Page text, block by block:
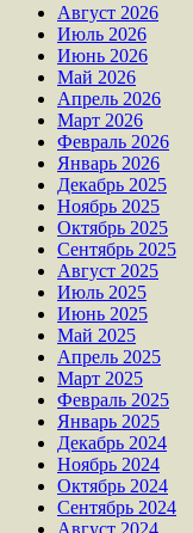
Август 2026
Июль 2026
Июнь 2026
Май 2026
Апрель 2026
Март 2026
Февраль 2026
Январь 2026
Декабрь 2025
Ноябрь 2025
Октябрь 2025
Сентябрь 2025
Август 2025
Июль 2025
Июнь 2025
Май 2025
Апрель 2025
Март 2025
Февраль 2025
Январь 2025
Декабрь 2024
Ноябрь 2024
Октябрь 2024
Сентябрь 2024
Август 2024